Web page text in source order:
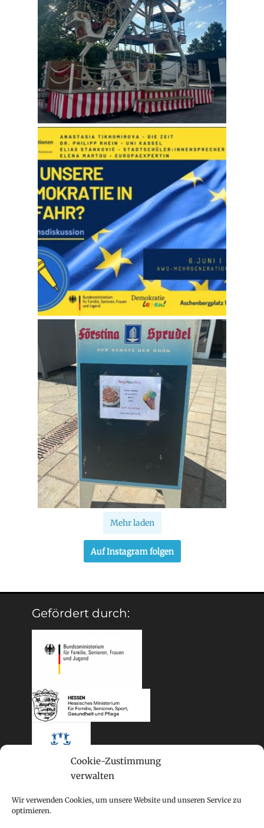
Cookie-Zustimmung
verwalten
Wir verwenden Cookies, um unsere Website und unseren Service zu
optimieren.
Mehr laden
Auf Instagram folgen
Gefördert durch: